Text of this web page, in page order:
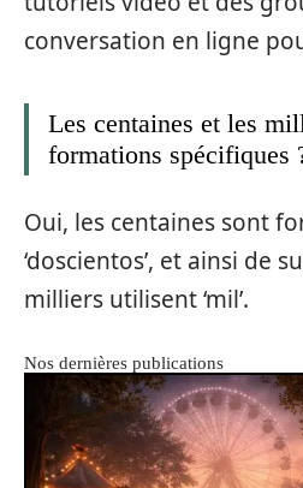
conversation en ligne
Les centaines et les
formations spécifiques
Oui, les centaines sont
‘doscientos’, et ainsi de
milliers utilisent ‘mil’.
Nos dernières publications